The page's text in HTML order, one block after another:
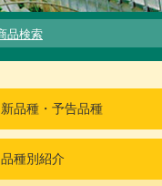
新品種・予告品種
品種別紹介